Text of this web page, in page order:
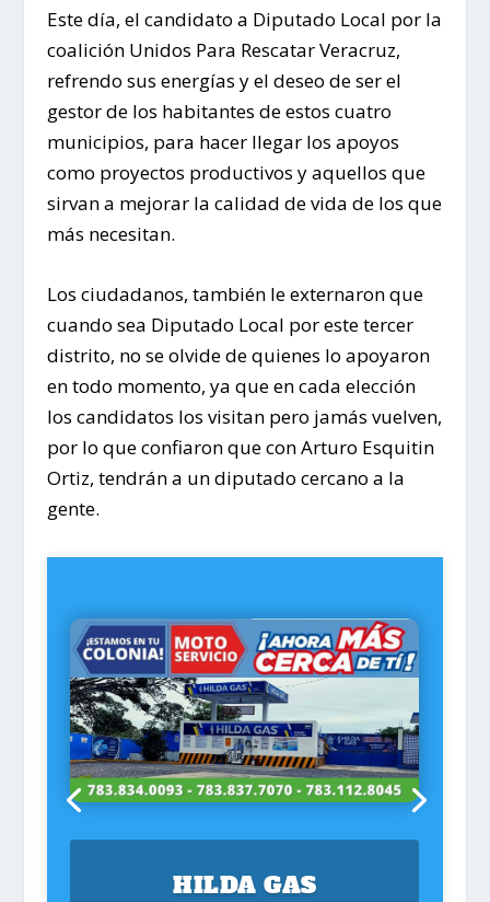
Este día, el candidato a Diputado Local por la
coalición Unidos Para Rescatar Veracruz,
refrendo sus energías y el deseo de ser el
gestor de los habitantes de estos cuatro
municipios, para hacer llegar los apoyos
como proyectos productivos y aquellos que
sirvan a mejorar la calidad de vida de los que
más necesitan.
Los ciudadanos, también le externaron que
cuando sea Diputado Local por este tercer
distrito, no se olvide de quienes lo apoyaron
en todo momento, ya que en cada elección
los candidatos los visitan pero jamás vuelven,
por lo que confiaron que con Arturo Esquitin
Ortiz, tendrán a un diputado cercano a la
gente.
HILDA GAS